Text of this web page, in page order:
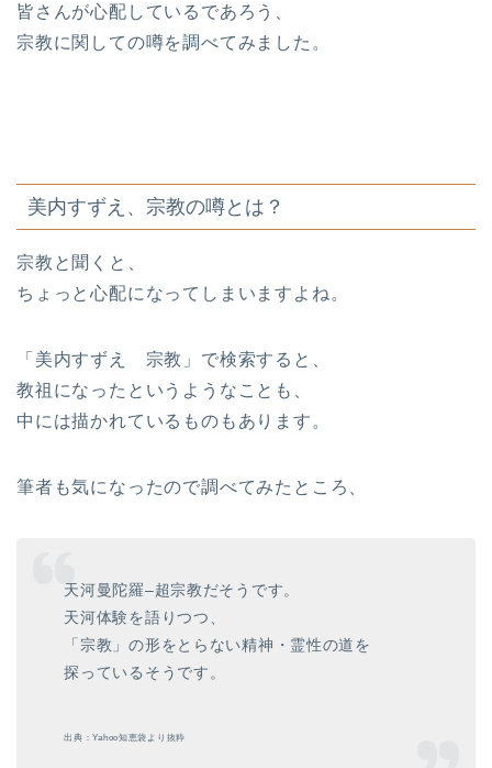
皆さんが心配しているであろう、
宗教に関しての噂を調べてみました。
美内すずえ、宗教の噂とは？
宗教と聞くと、
ちょっと心配になってしまいますよね。
「美内すずえ 宗教」で検索すると、
教祖になったというようなことも、
中には描かれているものもあります。
筆者も気になったので調べてみたところ、
天河曼陀羅–超宗教だそうです。
天河体験を語りつつ、
「宗教」の形をとらない精神・霊性の道を
探っているそうです。
出典：Yahoo知恵袋より抜粋